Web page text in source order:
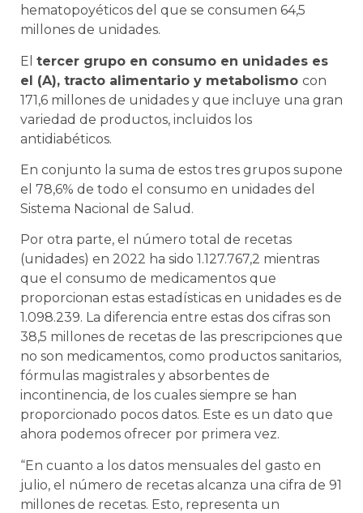
hematopoyéticos del que se consumen 64,5
millones de unidades.
El tercer grupo en consumo en unidades es
el (A), tracto alimentario y metabolismo con
171,6 millones de unidades y que incluye una gran
variedad de productos, incluidos los
antidiabéticos.
En conjunto la suma de estos tres grupos supone
el 78,6% de todo el consumo en unidades del
Sistema Nacional de Salud.
Por otra parte, el número total de recetas
(unidades) en 2022 ha sido 1.127.767,2 mientras
que el consumo de medicamentos que
proporcionan estas estadísticas en unidades es de
1.098.239. La diferencia entre estas dos cifras son
38,5 millones de recetas de las prescripciones que
no son medicamentos, como productos sanitarios,
fórmulas magistrales y absorbentes de
incontinencia, de los cuales siempre se han
proporcionado pocos datos. Este es un dato que
ahora podemos ofrecer por primera vez.
“En cuanto a los datos mensuales del gasto en
julio, el número de recetas alcanza una cifra de 91
millones de recetas. Esto, representa un